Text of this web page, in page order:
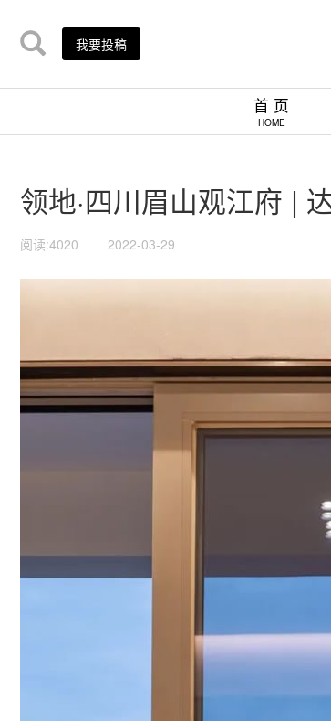
我要投稿
首 页
HOME
领地·四川眉山观江府 |
阅读:4020 2022-03-29